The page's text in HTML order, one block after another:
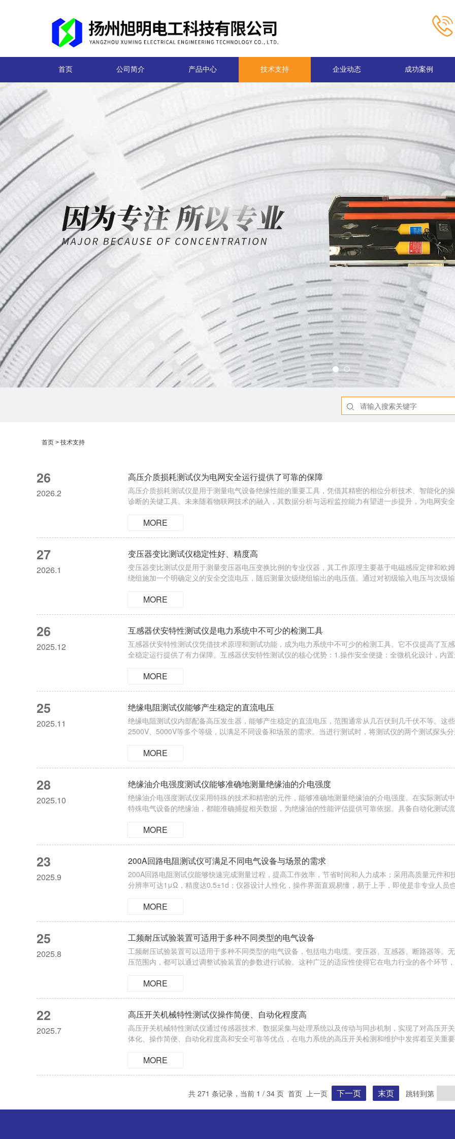
首页 公司简介 产品中心 技术支持 企业动态 成功案例
首页 > 技术支持
26
2026.2
高压介质损耗测试仪为电网安全运行提供了可靠的保障
高压介质损耗测试仪是用于测量电气设备绝缘性能的重要工具，凭借其精密的相位分析技术、智能化的
诊断的关键工具。未来随着物联网技术的融入，其数据分析与远程监控能力有望进一步提升，为电网安
与操作。2.自动化与智能化-全自动测量流程：从升压到数据采集均由微机控制，无需人工干预，减少操...
MORE
27
2026.1
变压器变比测试仪稳定性好、精度高
变压器变比测试仪是用于测量变压器电压变换比例的专业仪器，其工作原理主要基于电磁感应定律和欧
绕组施加一个明确定义的安全交流电压，随后测量次级绕组输出的电压值。通过对初级输入电压与次级
试仪器以单片机为核心，实现了测量计算和自动控制功能。全中文菜单操作界面使显示直观、稳定性好
MORE
26
2025.12
互感器伏安特性测试仪是电力系统中不可少的检测工具
互感器伏安特性测试仪凭借技术原理和测试功能，成为电力系统中不可少的检测工具。它不仅提高了互
全稳定运行提供了有力保障。互感器伏安特性测试仪的核心优势：1.操作安全便捷：全微机化设计，内
快速掌握。2.测试精度高：采用数字合成技术(DDS)生成标准正弦波(总谐波失真3.功能专业：...
MORE
25
2025.11
绝缘电阻测试仪能够产生稳定的直流电压
绝缘电阻测试仪内部配备高压发生器，能够产生稳定的直流电压，范围通常从几百伏到几千伏不等。这
2500V、5000V等多个等级，以满足不同设备和场景的需求。当进行测试时，将测试仪的两个测试探头
作用下，被测设备的绝缘材料中会产生微小的漏电流。这个电流由两部分组成：一是...
MORE
28
2025.10
绝缘油介电强度测试仪能够准确地测量绝缘油的介电强度
绝缘油介电强度测试仪采用特殊的技术和精密的元件，能够准确地测量绝缘油的介电强度。在实际测试
特殊电气设备的绝缘油，都能准确捕捉相关数据，为绝缘油的性能评估提供可靠依据。具备自动化测试
一步提升了工作效率，满足了电力企业等用户大规模检测的需求。在测试过程中，当油样被击穿时，保
MORE
23
2025.9
200A回路电阻测试仪可满足不同电气设备与场景的需求
200A回路电阻测试仪能够快速完成测量过程，提高工作效率，节省时间和人力成本；采用高质量元件
分辨率可达1μΩ，精度达0.5±1d；仪器设计人性化，操作界面直观易懂，易于上手，即使是非专业人员
各种规模的接地回路进行测试，确保测试的准确性和可靠性。大电流可有...
MORE
25
2025.8
工频耐压试验装置可适用于多种不同类型的电气设备
工频耐压试验装置可以适用于多种不同类型的电气设备，包括电力电缆、变压器、互感器、断路器等。
压范围内，都可以通过调整试验装置的参数进行试验。这种广泛的适应性使得它在电力行业的各个环节
运行时的工频相同。这一特性使得试验结果能够真实反映电气设备在实际应用环境中的绝缘性能。因为
MORE
22
2025.7
高压开关机械特性测试仪操作简便、自动化程度高
高压开关机械特性测试仪通过传感器技术、数据采集与处理系统以及传动与同步机制，实现了对高压开
体化、操作简便、自动化程度高和安全可靠等优点，在电力系统的高压开关检测和维护中发挥着至关重
专业培训、合格的技术人员才可操作测试仪，防止因操作不当引发火灾或人身伤害。-防护装备：操作人
MORE
共 271 条记录，当前 1 / 34 页 首页 上一页 下一页 末页 跳转到第